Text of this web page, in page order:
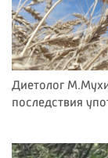
Диетолог
последствия